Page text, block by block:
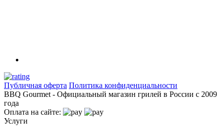
Публичная оферта Политика конфиденциальности
BBQ Gourmet - Официальный магазин грилей в России с 2009
года
Оплата на сайте:
Услуги